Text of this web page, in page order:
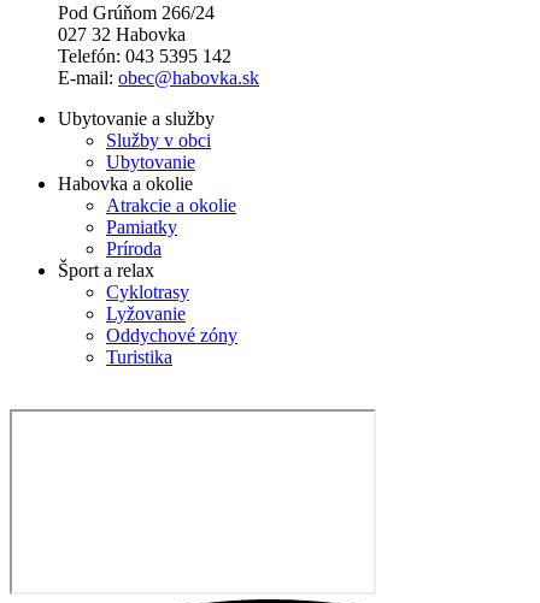
Pod Grúňom 266/24
027 32 Habovka
Telefón: 043 5395 142
E-mail: obec@habovka.sk
Ubytovanie a služby
Služby v obci
Ubytovanie
Habovka a okolie
Atrakcie a okolie
Pamiatky
Príroda
Šport a relax
Cyklotrasy
Lyžovanie
Oddychové zóny
Turistika